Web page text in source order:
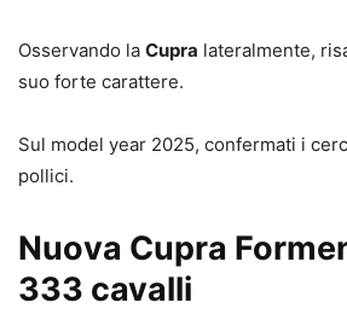
Osservando la Cupra lateralmente,
suo forte carattere.
Sul model year 2025, confermati i
pollici.
Nuova Cupra
333 cavalli